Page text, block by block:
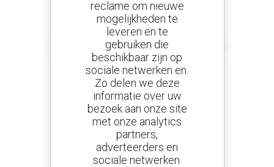
Stel meldingen in
en ontvang advertenties van tweedehandsmaterieel
800 dealers
Manitou wereldwijd
reclame om nieuwe
mogelijkheden te
leveren en te
gebruiken die
beschikbaar zijn op
sociale netwerken en.
Zo delen we deze
informatie over uw
bezoek aan onze site
met onze analytics
partners,
adverteerders en
sociale netwerken.